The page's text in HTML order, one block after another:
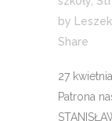
by
Share
27
Patrona